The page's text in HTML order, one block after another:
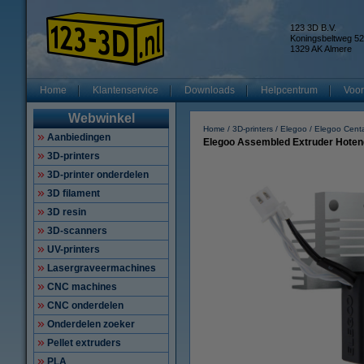
123 3D B.V.
Koningsbeltweg 52
1329 AK Almere
Home Klantenservice Downloads Helpcentrum
Webwinkel
Aanbiedingen
3D-printers
3D-printer onderdelen
3D filament
3D resin
3D-scanners
UV-printers
Lasergraveermachines
CNC machines
CNC onderdelen
Onderdelen zoeker
Pellet extruders
PLA
Home 3D-printers Elegoo Elegoo
Elegoo Assembled Extruder